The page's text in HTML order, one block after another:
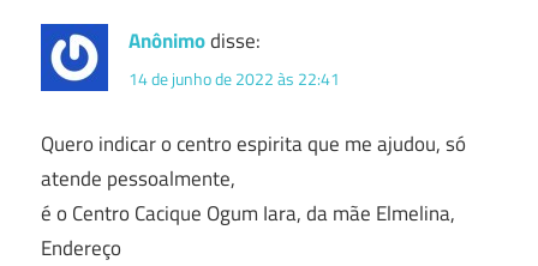
Anônimodisse:
14 de junho de 2022 às 22:41
Quero indicar o centro espirita que me ajudou, só
atende pessoalmente,
é o Centro Cacique Ogum Iara, da mãe Elmelina,
Endereço